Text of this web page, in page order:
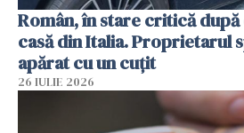
Român, în stare critică
casă din Italia. Proprietarul
apărat cu un cuțit
26 IULIE 2026